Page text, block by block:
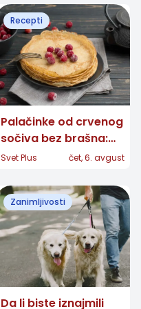
Recepti
Palačinke od crvenog
sočiva bez brašna:
Jednostavan recept
Svet Plus čet, 6. avgust
Zanimljivosti
Da li biste iznajmili